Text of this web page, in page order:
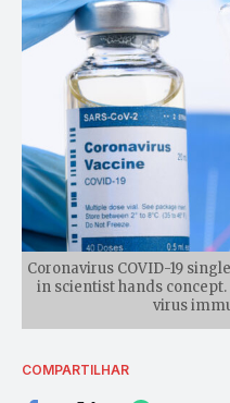
Coronavirus COVID-19
in scientist hands
virus
COMPARTILHAR